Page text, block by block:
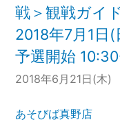
戦＞観戦ガイド
2018年7月1日(
予選開始
2018年6月21日(木)
あそびば真野店